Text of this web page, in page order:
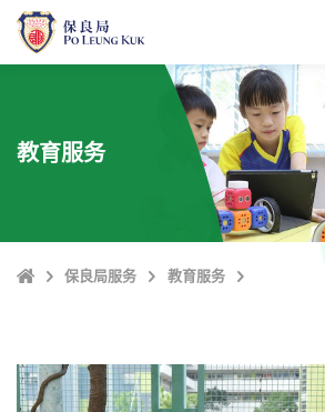
教育服务
Home保良局服务 教育服务